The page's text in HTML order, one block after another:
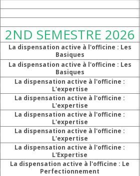
2ND SEMESTRE 2026
La dispensation active à l'officine : Les
Basiques
La dispensation active à l'officine : Les
Basiques
La dispensation active à l'officine :
L'expertise
La dispensation active à l'officine :
L'expertise
La dispensation active à l'officine :
L'expertise
La dispensation active à l'officine :
L'expertise
La dispensation active à l'officine :
L'Expertise
La dispensation active à l'officine : Le
Perfectionnement